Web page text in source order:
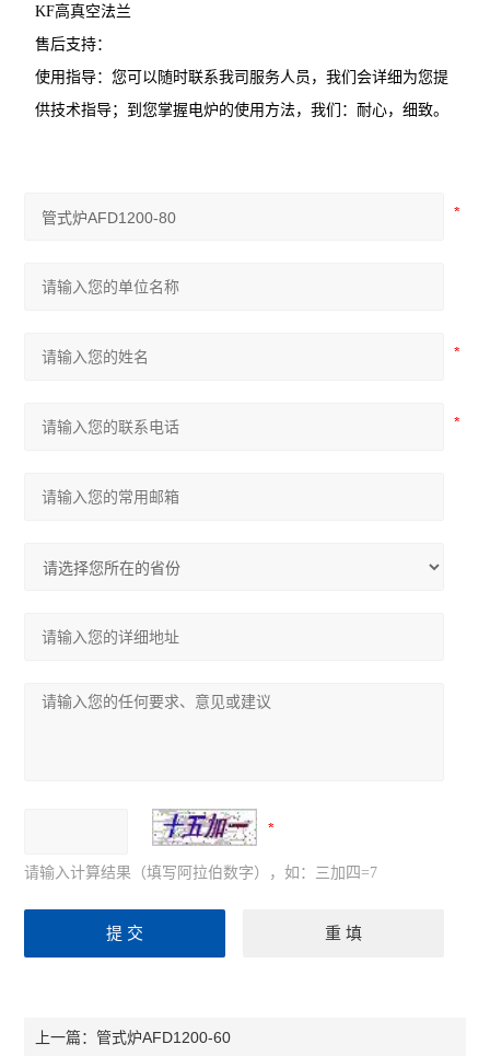
KF高真空法兰
售后支持：
使用指导：您可以随时联系我司服务人员，我们会详细为您提
供技术指导；到您掌握电炉的使用方法，我们：耐心，细致。
请输入计算结果（填写阿拉伯数字），如：三加四=7
上一篇：管式炉AFD1200-60